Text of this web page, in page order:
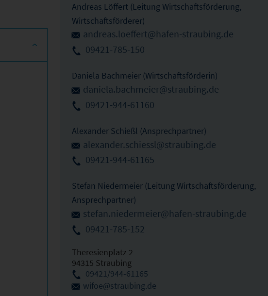
Andreas Löffert (Leitung Wirtschaftsförderung,
Wirtschaftsförderer)
andreas.loeffert@hafen-straubing.de
09421-785-150
Daniela Bachmeier (Wirtschaftsförderin)
daniela.bachmeier@straubing.de
09421-944-61160
Alexander Schießl (Ansprechpartner)
alexander.schiessl@straubing.de
09421-944-61165
Stefan Niedermeier (Leitung Wirtschaftsförderung,
Ansprechpartner)
stefan.niedermeier@hafen-straubing.de
09421-785-152
Theresienplatz 2
94315 Straubing
09421/944-61165
wifoe@straubing.de